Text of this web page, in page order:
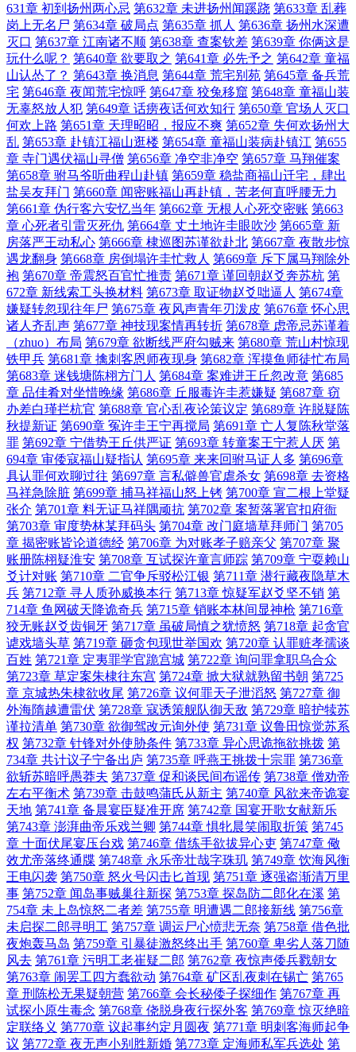
631章 初到扬州两心忌 第632章 未进扬州闻蹊跷 第633章 乱葬
岗上无名尸 第634章 破局点 第635章 抓人 第636章 扬州水深遭
灭口 第637章 江南诸不顺 第638章 查案钦差 第639章 你俩这是
玩什么呢？ 第640章 欲要取之 第641章 必先予之 第642章 童福
山认怂了？ 第643章 换消息 第644章 荒宅别苑 第645章 备兵荒
宅 第646章 夜闻荒宅惊呼 第647章 狡兔移窟 第648章 童福山装
无辜怒放人犯 第649章 话痨夜话何欢知行 第650章 官场人灭口
何欢上路 第651章 天理昭昭，报应不爽 第652章 失何欢扬州大
乱 第653章 赴镇江福山逛楼 第654章 童福山装病赴镇江 第655
章 寺门遇伏福山寻僧 第656章 净空非净空 第657章 马翔催案
第658章 驸马爷听曲程山赴镇 第659章 稳盐商福山迁宅，肆出
盐吴友拜门 第660章 闻密账福山再赴镇，苦老何直呼腰无力
第661章 伪行客六安忆当年 第662章 无根人心死交密账 第663
章 心死者引雷灭死仇 第664章 丈土地许圭眼吹沙 第665章 新
房落严王动私心 第666章 棣巡图苏谨欲赴北 第667章 夜散步惊
遇龙翻身 第668章 房倒塌许圭忙救人 第669章 斥下属马翔除外
袍 第670章 帝震怒百官忙推责 第671章 谨回朝赵爻奔苏杭 第
672章 新线索工头换材料 第673章 取证物赵爻咄逼人 第674章
嫌疑转忽现往年尸 第675章 夜风声青年刃泼皮 第676章 怀心思
诸人齐乱声 第677章 神技现案情再转折 第678章 虑帝忌苏谨着
（zhuo）布局 第679章 欲断线严府勾贼来 第680章 荒山村惊现
铁甲兵 第681章 擒刺客恩师夜现身 第682章 浑摸鱼师徒忙布局
第683章 迷钱塘陈栩方门人 第684章 案难进王丘忽改意 第685
章 品佳肴对坐惜晚缘 第686章 丘服毒许圭惹嫌疑 第687章 窃
办差白瑾拦杭官 第688章 官心乱夜论策议定 第689章 许脱疑陈
秋提新证 第690章 冤许圭王宁再搅局 第691章 亡人复陈秋堂落
罪 第692章 宁借势王丘供严证 第693章 转童案王宁惹人厌 第
694章 审倭寇福山疑指认 第695章 来来回驸马证人多 第696章
具认罪何欢聊过往 第697章 言私僻兽官虐杀女 第698章 去资格
马祥急除脏 第699章 捕马祥福山怒上铐 第700章 宣二根上堂疑
张介 第701章 料无证马祥隅顽抗 第702章 案暂落署官扣府衙
第703章 审度势林某拜码头 第704章 改门庭墙草拜师门 第705
章 揭密账皆论道德经 第706章 为对账孝子赔亲父 第707章 聚
账册陈栩疑淮安 第708章 互试探许童言师踪 第709章 宁耍赖山
爻计对账 第710章 二官争斥驳松江银 第711章 潜行藏夜隐草木
兵 第712章 寻人质孙威换本行 第713章 惊疑军赵爻坚不销 第
714章 鱼网破天降诡奇兵 第715章 销账本林间显神枪 第716章
狡无账赵爻齿铜牙 第717章 虽破局慎之犹愤怒 第718章 起贪官
谑戏墙头草 第719章 砸贪包现世举国欢 第720章 认罪赃孝孺谈
百姓 第721章 定夷罪学官跪宫城 第722章 询问罪拿职乌合众
第723章 草定案朱棣往东宫 第724章 掀大狱就熟留书朝 第725
章 京城热朱棣欲收尾 第726章 议何罪天子泄滔怒 第727章 御
外海隋越遭雷伏 第728章 寇诱策舰队御天敌 第729章 暗护犊苏
谨拉清单 第730章 欲御驾改元询外使 第731章 议鲁田惊觉苏系
权 第732章 针锋对外使胁条件 第733章 异心思诡拖欲挑拨 第
734章 共计议子宁备出庐 第735章 呼燕王挑拨十宗罪 第736章
欲斩苏暗呼愚莽夫 第737章 促和谈民间布谣传 第738章 僧劝帝
左右平衡术 第739章 击鼓鸣蒲氏从新主 第740章 风欲来帝诡宴
天地 第741章 备晨宴臣疑准开席 第742章 国宴开歌女献新乐
第743章 澎湃曲帝乐戏兰卿 第744章 惧牝晨笑闹取折策 第745
章 十面伏尾宴压台戏 第746章 借练手欲拔异心吏 第747章 儆
效尤帝落终通牒 第748章 永乐帝壮哉字珠玑 第749章 饮海风衡
王电闪袭 第750章 怒火号闪击匕首现 第751章 逐强盗渐清万里
事 第752章 闻岛事贼巢往新探 第753章 探岛防二郎化在溪 第
754章 未上岛惊怒二者差 第755章 明遭遇二郎接新线 第756章
未启探二郎寻明工 第757章 调运尸心愤悲无奈 第758章 借色批
夜炮轰马岛 第759章 引暴徒激怒终出手 第760章 卑劣人落刀随
风去 第761章 污明工老崔疑二郎 第762章 夜惊声倭兵戮朝女
第763章 闹罢工四方蠢欲动 第764章 矿区乱夜刺在锡亡 第765
章 刑陈松无果疑朝营 第766章 会长秘倭子探细作 第767章 再
试探小原生毒念 第768章 侥脱身夜行探外客 第769章 惊灭绝暗
定联络义 第770章 议起事约定月圆夜 第771章 明刺客海师起争
议 第772章 夜无声小别胜新婚 第773章 定海师私军兵选处 第